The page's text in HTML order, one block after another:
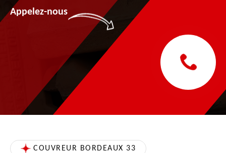
Appelez-nous
COUVREUR BORDEAUX 33